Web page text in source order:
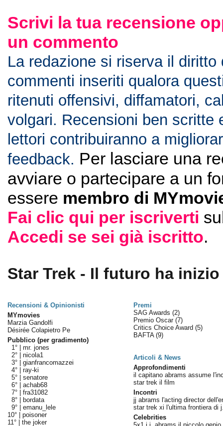
Scrivi la tua recensione
un commento
La redazione si riserva il diritto
commenti inseriti qualora
ritenuti offensivi, diffamatori,
volgari. Recensioni ben scritte
lettori contribuiranno a
feedback. Per lasciare una
avviare o partecipare a un
essere membro di
Fai clic qui per iscriverti
Accedi se sei già iscritto.
Star Trek - Il futuro ha
Recensioni & Opinionisti
Premi
MYmovies
Marzia Gandolfi
Désirée Colapietro Pe
Pubblico (per gradimento)
1° | mr. jones
2° | nicola1
3° | gianfrancomazzei
4° | ray-ki
5° | senatore
6° | achab68
7° | fra31082
8° |
bordata
9° | emanu_lele
10° | poisoner
11° | the joker
SAG Awards (2)
Premio Oscar (7)
Critics Choice Award (5)
BAFTA (9)
Articoli & News
Approfondimenti
il capitano abrams assume
star trek il film
Incontri
jj abrams l'acting director
star trek xi l'ultima frontiera di
Celebrities